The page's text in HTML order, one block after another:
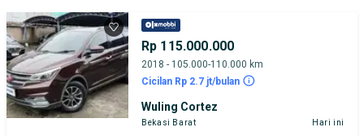
Rp 115.000.000
2018 - 105.000-110.000 km
Cicilan Rp 2.7 jt/bulan
Wuling Cortez
Bekasi Barat Hari ini